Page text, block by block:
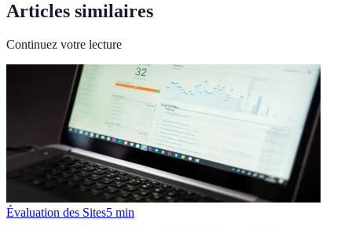
Articles similaires
Continuez votre lecture
Évaluation des Sites5 min